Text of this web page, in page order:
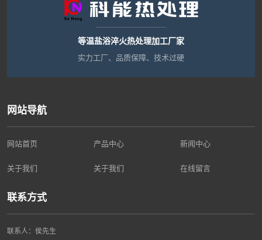
等温盐浴淬火热处理加工厂家
实力工厂、品质保障、技术过硬
网站导航
网站首页 产品中心 新闻中心
关于我们 关于我们 在线留言
联系方式
联系人：侯先生